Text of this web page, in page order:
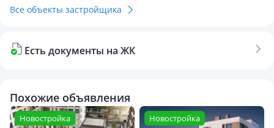
Все объекты застройщика
Есть документы на ЖК
Похожие объявления
Новостройка Новостройка